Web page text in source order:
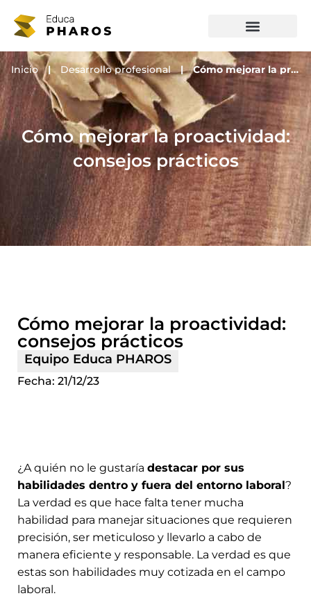
contenido
Inicio | Desarrollo profesional | Cómo mejorar la proactividad: consejos prácticos
Cómo mejorar la proactividad:
consejos prácticos
Cómo mejorar la proactividad:
consejos prácticos
Equipo Educa PHAROS
Fecha: 21/12/23
¿A quién no le gustaría destacar por sus
habilidades dentro y fuera del entorno laboral?
La verdad es que hace falta tener mucha
habilidad para manejar situaciones que requieren
precisión, ser meticuloso y llevarlo a cabo de
manera eficiente y responsable. La verdad es que
estas son habilidades muy cotizada en el campo
laboral.